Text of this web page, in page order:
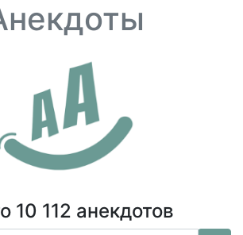
10 112 анекдотов